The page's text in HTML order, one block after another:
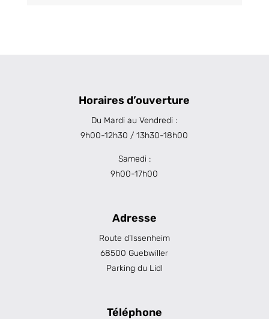
Horaires d’ouverture
Du Mardi au Vendredi :
9h00-12h30 / 13h30-18h00
Samedi :
9h00-17h00
Adresse
Route d’Issenheim
68500 Guebwiller
Parking du Lidl
Téléphone